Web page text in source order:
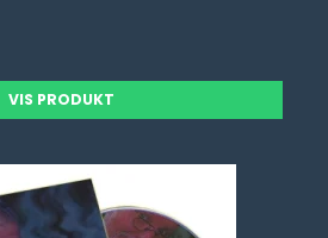
VIS PRODUKT